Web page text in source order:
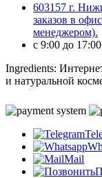
603157 г.
заказов в
менеджером).
c 9:00 до 17:00
Ingredients:
и натуральной
Mail